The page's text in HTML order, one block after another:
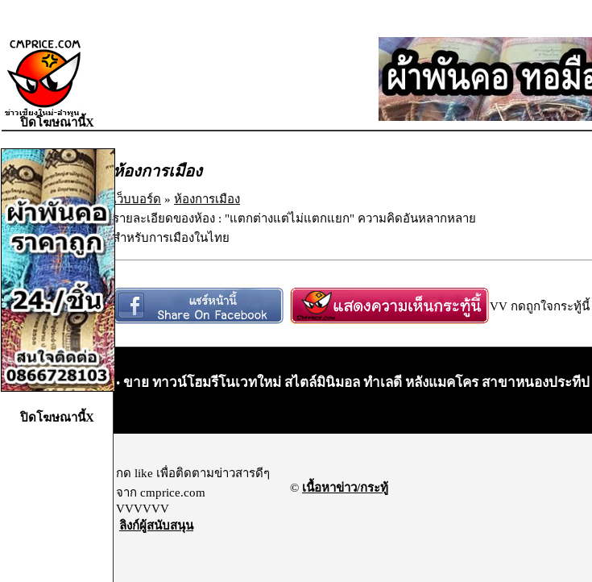
ห้องการเมือง
เว็บบอร์ด » ห้องการเมือง
รายละเอียดของห้อง : "แตกต่างแต่ไม่แตกแยก" ความคิดอันหลากหลาย
สำหรับการเมืองในไทย
VV กดถูกใจกระทู้นี้
• ขาย ทาวน์โฮมรีโนเวทใหม่ สไตล์มินิมอล ทำเลดี หลังแมคโคร สาขาหนองประที
กด like เพื่อติดตามข่าวสารดีๆ
จาก cmprice.com
VVVVVV
ลิงก์ผู้สนับสนุน
© เนื้อหาข่าว/กระทู้
ปิดโฆษณานี้X
ปิดโฆษณานี้X